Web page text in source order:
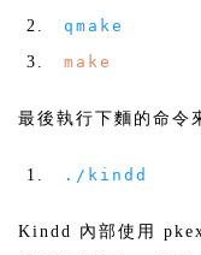
qmake
make
最後執行下麵的命令
./ kindd
Kindd 內部使用